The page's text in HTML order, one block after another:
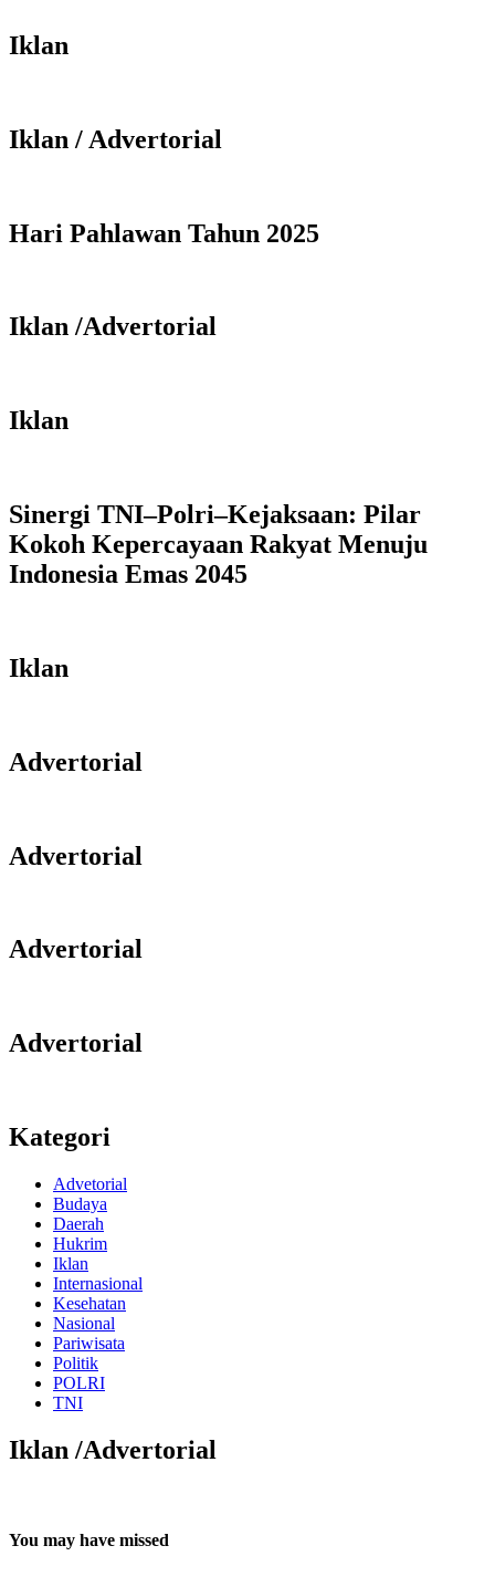
Iklan
Iklan / Advertorial
Hari Pahlawan Tahun 2025
Iklan /Advertorial
Iklan
Sinergi TNI–Polri–Kejaksaan: Pilar
Kokoh Kepercayaan Rakyat Menuju
Indonesia Emas 2045
Iklan
Advertorial
Advertorial
Advertorial
Advertorial
Kategori
Advetorial
Budaya
Daerah
Hukrim
Iklan
Internasional
Kesehatan
Nasional
Pariwisata
Politik
POLRI
TNI
Iklan /Advertorial
You may have missed